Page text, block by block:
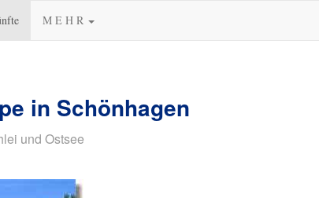
M E H R
in Schönhagen
und Ostsee